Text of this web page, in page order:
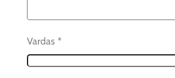
Vardas *